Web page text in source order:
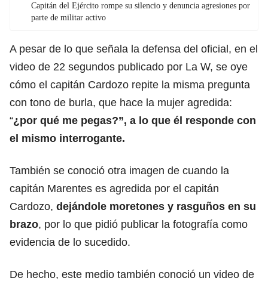
Capitán del Ejército rompe su silencio y denuncia agresiones por
parte de militar activo
A pesar de lo que señala la defensa del oficial, en el
video de 22 segundos publicado por La W, se oye
cómo el capitán Cardozo repite la misma pregunta
con tono de burla, que hace la mujer agredida:
“¿por qué me pegas?”, a lo que él responde con
el mismo interrogante.
También se conoció otra imagen de cuando la
capitán Marentes es agredida por el capitán
Cardozo, dejándole moretones y rasguños en su
brazo, por lo que pidió publicar la fotografía como
evidencia de lo sucedido.
De hecho, este medio también conoció un video de